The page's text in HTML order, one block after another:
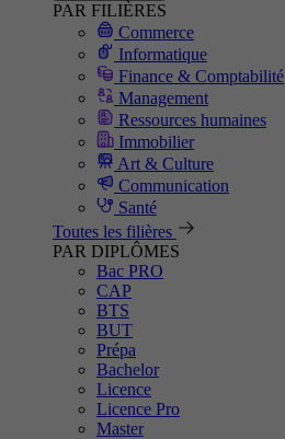
PAR FILIÈRES
Commerce
Informatique
Finance & Comptabilité
Management
Ressources humaines
Immobilier
Art & Culture
Communication
Santé
Toutes les filières
PAR DIPLÔMES
Bac PRO
CAP
BTS
BUT
Prépa
Bachelor
Licence
Licence Pro
Master